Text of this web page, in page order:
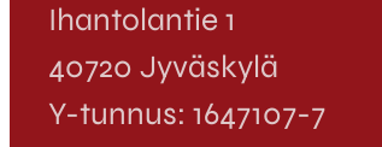
Ihantolantie 1
40720 Jyväskylä
Y-tunnus: 1647107-7